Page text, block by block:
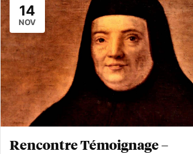
14
NOV
Rencontre Témoignage –